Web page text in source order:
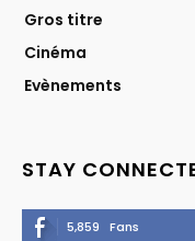
Gros titre
Cinéma
Evènements
STAY
5,859 Fans